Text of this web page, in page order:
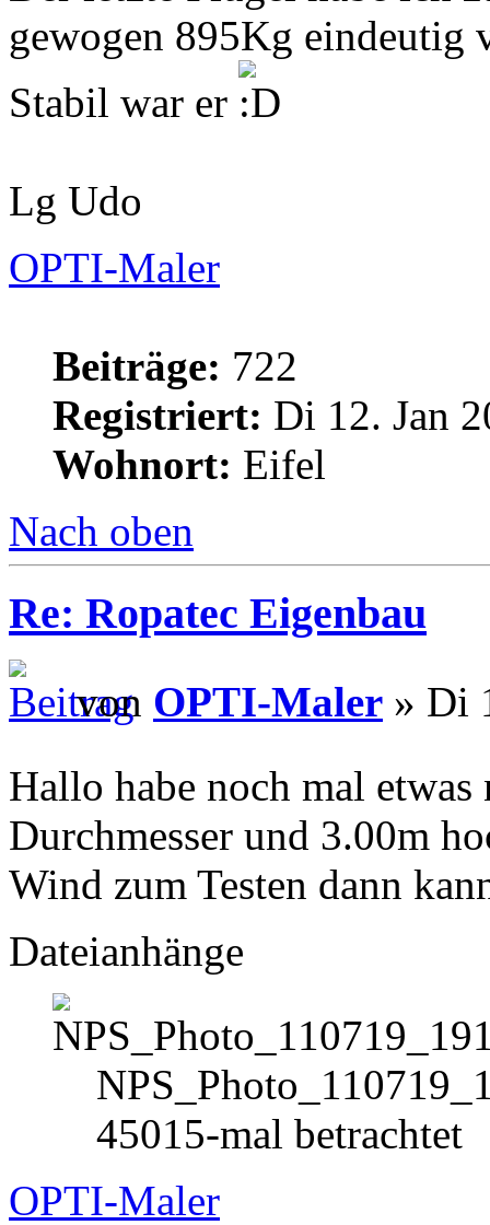
gewogen 895Kg
Stabil war er
Lg Udo
OPTI-Maler
Beiträge: 722
Registriert: Di 12. Jan
Wohnort: Eifel
Nach oben
Re: Ropatec Eigenbau
von OPTI-Maler » Di
Hallo habe noch mal
Durchmesser und 3.00m
Wind zum Testen dann
Dateianhänge
45015-mal betrachtet
OPTI-Maler